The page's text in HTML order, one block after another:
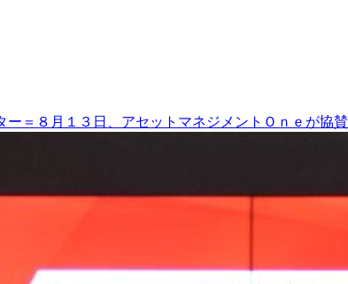
ー＝８月１３日、アセットマネジメントＯｎｅが協賛